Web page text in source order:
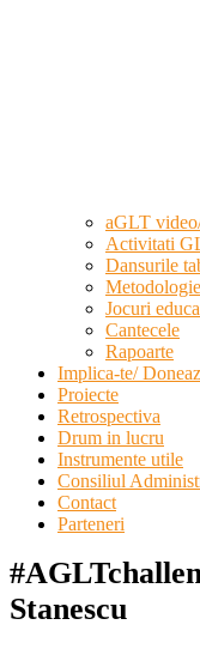
aGLT
Activitati
Dansurile
Jocuri
Cantecele
Rapoarte
Implica-te/
Proiecte
Retrospectiva
Drum in lucru
Instrumente utile
Consiliul
Contact
Parteneri
Stanescu